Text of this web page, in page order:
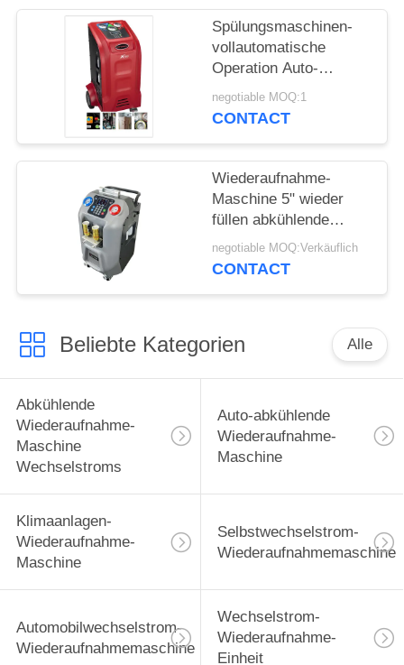
Spülungsmaschinen-
vollautomatische
Operation Auto-
Wechselstroms, die
großen Kompressor
negotiable MOQ:1
CONTACT
Wiederaufnahme-
Maschine 5" wieder
füllen abkühlende
R134a AutoAC kann
LCD-Farbbildschirm
negotiable MOQ:Verkäuflich
CONTACT
Beliebte Kategorien Alle
Abkühlende
Wiederaufnahme-
Maschine
Wechselstroms
Auto-abkühlende
Wiederaufnahme-
Maschine
Klimaanlagen-
Wiederaufnahme-
Maschine
Selbstwechselstrom-
Wiederaufnahmemaschine
Automobilwechselstrom-
Wiederaufnahmemaschine
Wechselstrom-
Wiederaufnahme-
Einheit